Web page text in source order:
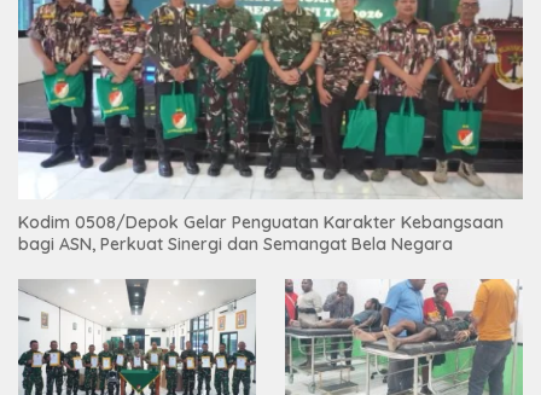
Kodim 0508/Depok Gelar Penguatan Karakter Kebangsaan
bagi ASN, Perkuat Sinergi dan Semangat Bela Negara